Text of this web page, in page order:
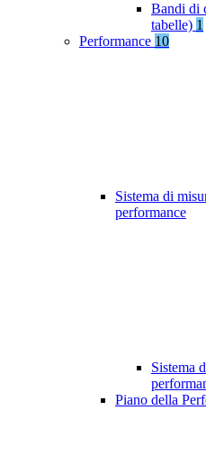
Bandi di
tabelle) 1
Performance 10
Sistema di
performance
Sistema
Piano della